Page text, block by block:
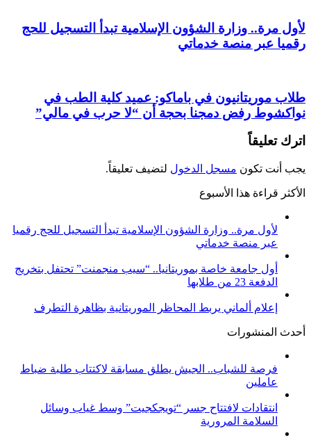
لأول مرة.. وزارة الشؤون الإسلامية تبدأ التسجيل للحج
رقميا عبر منصة خدماتي
طلاب موريتانيون في باماكو: عميد كلية الطب في
نواكشوط رفض دمجنا بحجة أن “لا حرب في مالي”
اترك تعليقاً
يجب أنت تكون مسجل الدخول لتضيف تعليقاً.
الأكثر قراءة هذا الأسبوع
لأول مرة.. وزارة الشؤون الإسلامية تبدأ التسجيل للحج رقميا
عبر منصة خدماتي
أول جامعة خاصة بموريتانيا.. “سيب منجمنت” تحتفل بتخريج
الدفعة 23 من طلابها
إعلام ألماني يربط المحاظر الموريتانية بظاهرة التطرف
أحدث المنشورات
فرصة للشباب.. الجيش يطلق مسابقة لاكتتاب طلبة ضباط
عاملين
انتقادات لافتتاح جسر “تويجكجيت” وسط غياب وسائل
السلامة المرورية